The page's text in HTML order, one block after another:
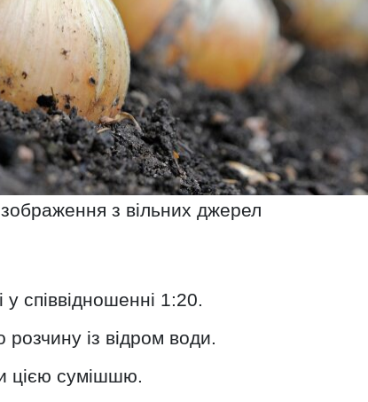
з вільних джерел
у співвідношенні 1:20.
із відром води.
цією сумішшю.